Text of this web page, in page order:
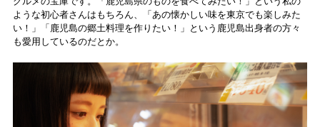
ような初心者さんはもちろん、「あの懐かしい味を東京でも楽しみた
い！」「鹿児島の郷土料理を作りたい！」という鹿児島出身者の方々
も愛用しているのだとか。